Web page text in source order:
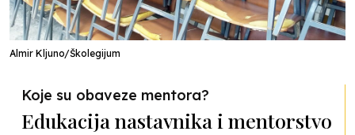
Almir Kljuno/Školegijum
Koje su obaveze mentora?
Edukacija nastavnika i mentorstvo